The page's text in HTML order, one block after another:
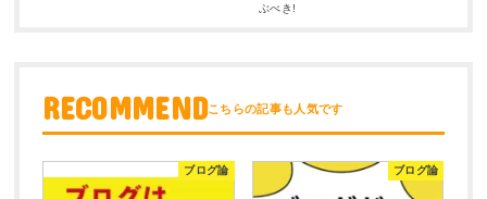
ぶべき!
RECOMMEND
ブログ論 ブログ論